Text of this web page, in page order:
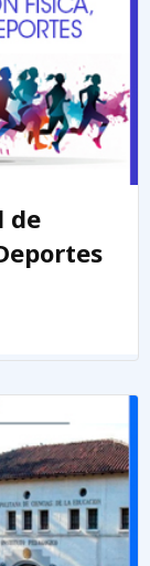
de